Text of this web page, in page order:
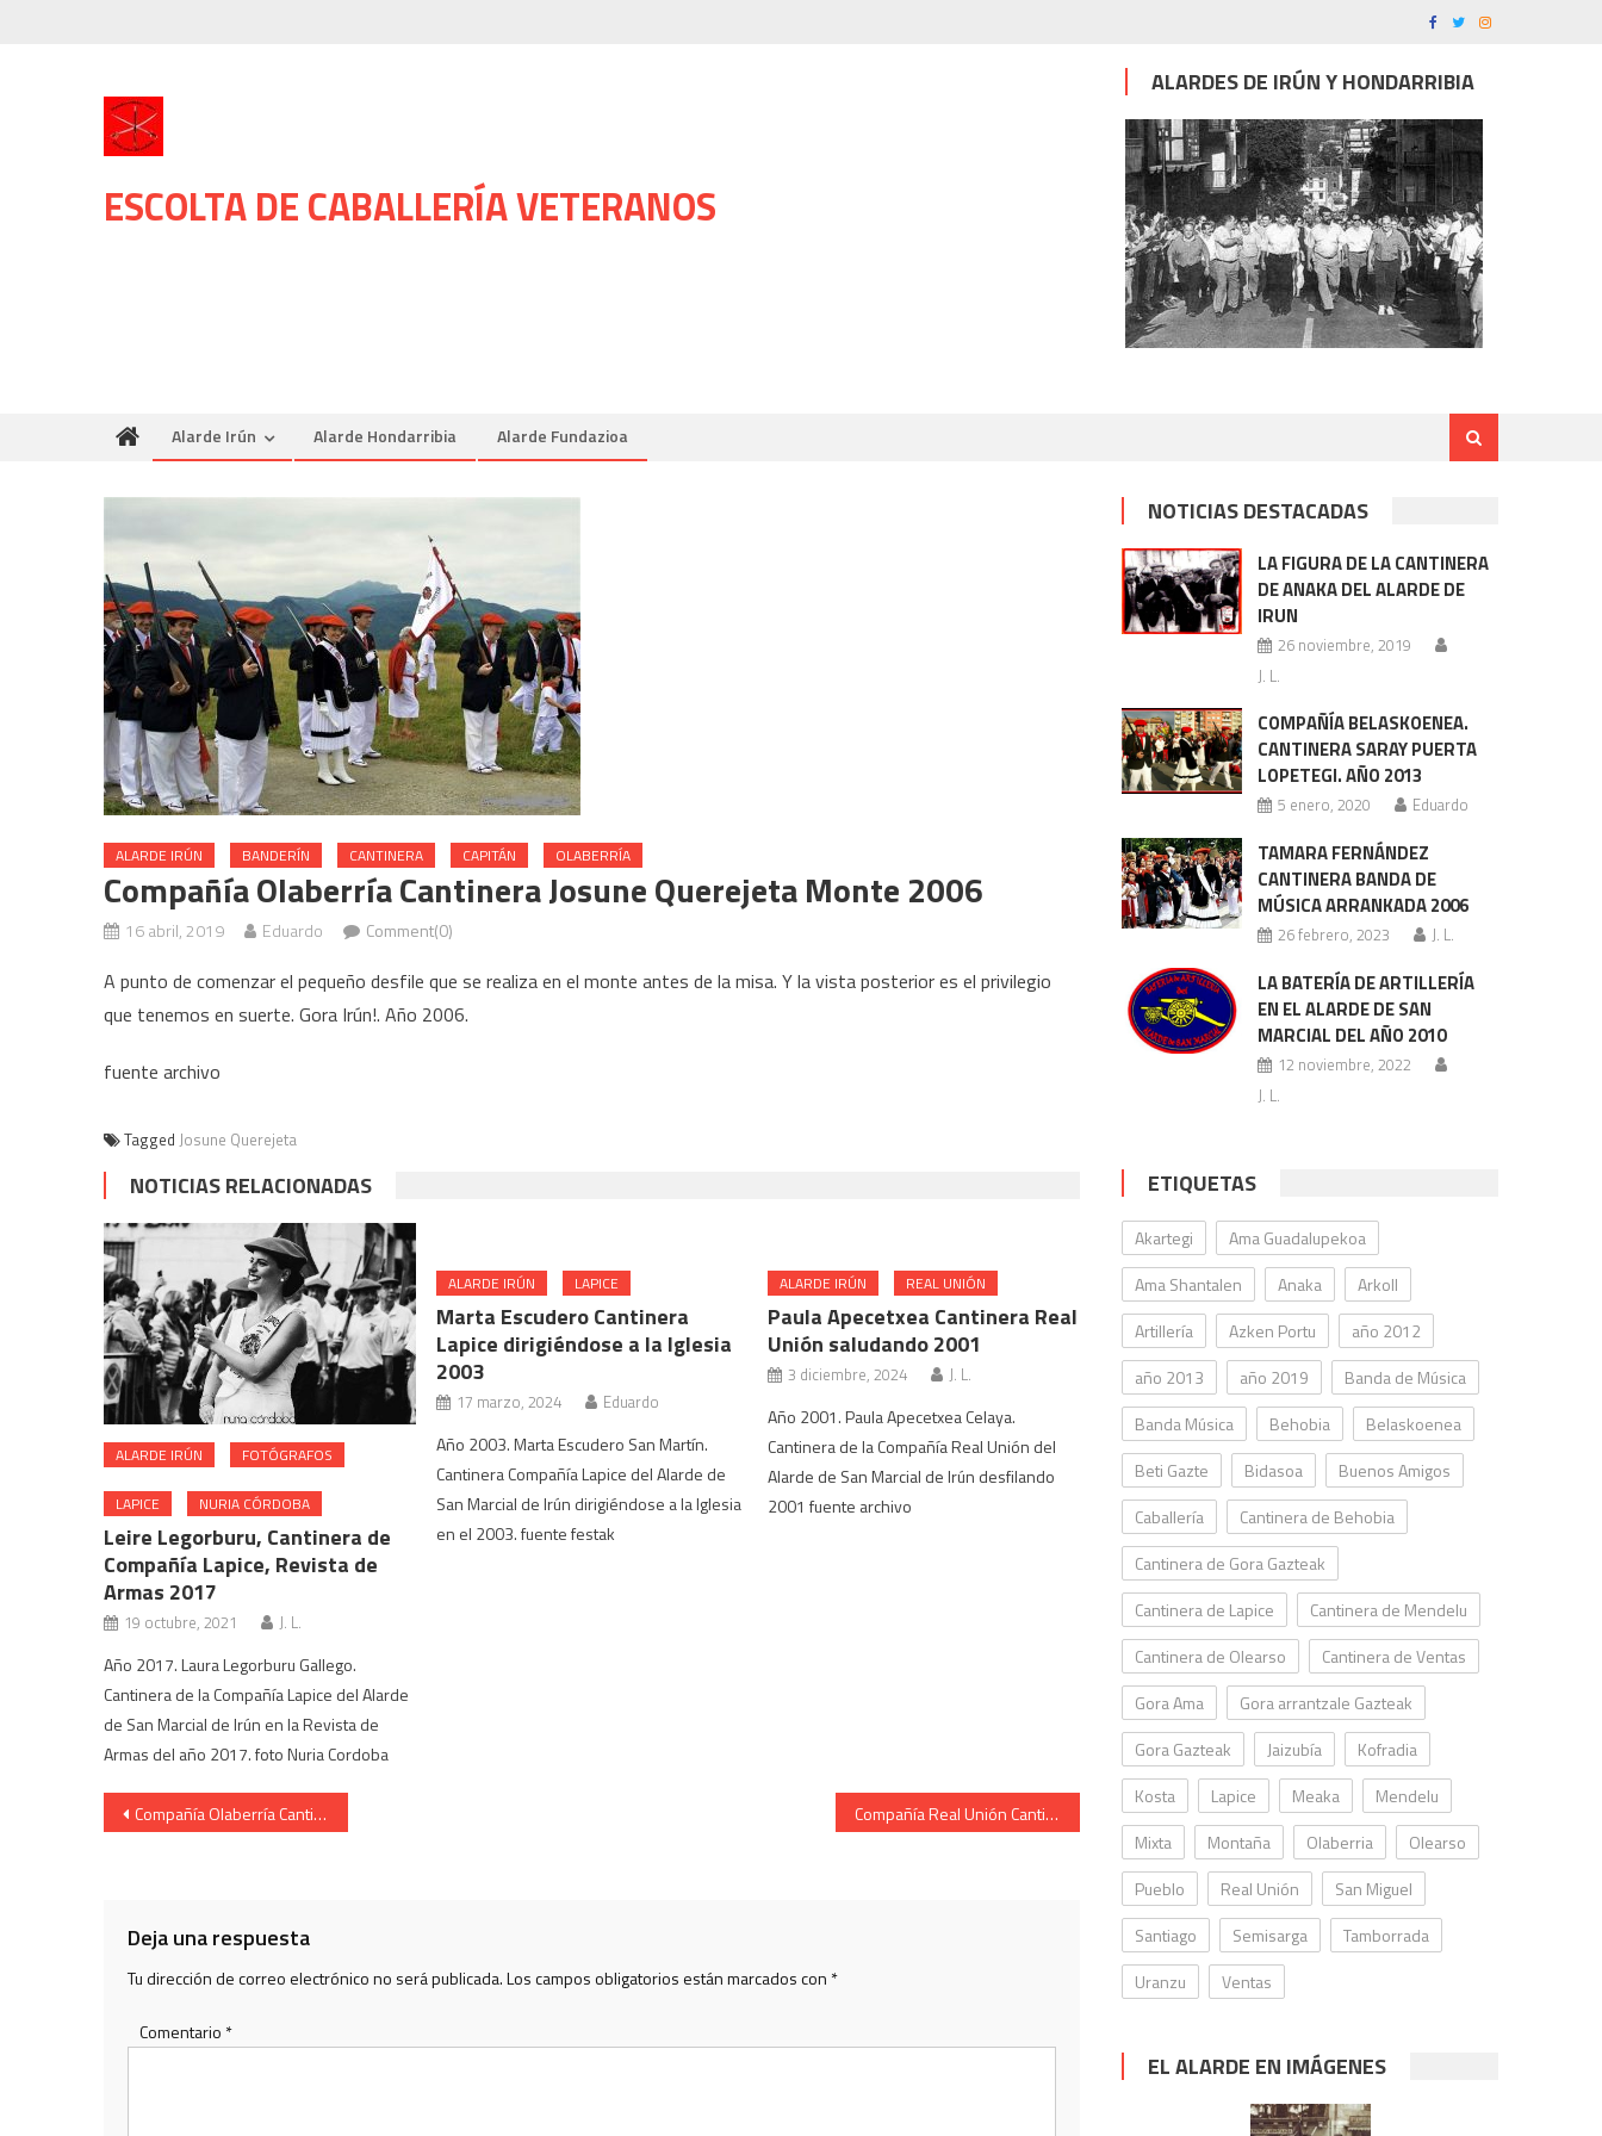
ESCOLTA DE CABALLERÍA VETERANOS
ALARDES DE IRÚN Y HONDARRIBIA
Alarde Irún Alarde Hondarribia Alarde Fundazioa
ALARDE IRÚN BANDERÍN CANTINERA CAPITÁN OLABERRÍA
Compañía Olaberría Cantinera Josune Querejeta Monte 2006
16 abril, 2019 Eduardo Comment(0)
A punto de comenzar el pequeño desfile que se realiza en el monte antes de la misa. Y la vista posterior es el privilegio
que tenemos en suerte. Gora Irún!. Año 2006.
fuente archivo
Tagged Josune Querejeta
NOTICIAS RELACIONADAS
ALARDE IRÚN FOTÓGRAFOS
LAPICE NURIA CÓRDOBA
Leire Legorburu, Cantinera de
Compañía Lapice, Revista de
Armas 2017
19 octubre, 2021 J. L.
Año 2017. Laura Legorburu Gallego.
Cantinera de la Compañía Lapice del Alarde
de San Marcial de Irún en la Revista de
Armas del año 2017. foto Nuria Cordoba
ALARDE IRÚN LAPICE
Marta Escudero Cantinera
Lapice dirigiéndose a la Iglesia
2003
17 marzo, 2024 Eduardo
Año 2003. Marta Escudero San Martín.
Cantinera Compañía Lapice del Alarde de
San Marcial de Irún dirigiéndose a la Iglesia
en el 2003. fuente festak
ALARDE IRÚN REAL UNIÓN
Paula Apecetxea Cantinera Real
Unión saludando 2001
3 diciembre, 2024 J. L.
Año 2001. Paula Apecetxea Celaya.
Cantinera de la Compañía Real Unión del
Alarde de San Marcial de Irún desfilando
2001 fuente archivo
Navegación
Compañía Olaberría Cantinera Josune Querejeta Iglesia 2006 Compañía Real Unión Cantinera Estíbaliz Peciña Presentación 2006
Deja una respuesta
Tu dirección de correo electrónico no será publicada.Los campos obligatorios están marcados con *
Comentario *
NOTICIAS DESTACADAS
LA FIGURA DE LA CANTINERA
DE ANAKA DEL ALARDE DE
IRUN
26 noviembre, 2019
J. L.
COMPAÑÍA BELASKOENEA.
CANTINERA SARAY PUERTA
LOPETEGI. AÑO 2013
5 enero, 2020 Eduardo
TAMARA FERNÁNDEZ
CANTINERA BANDA DE
MÚSICA ARRANKADA 2006
26 febrero, 2023 J. L.
LA BATERÍA DE ARTILLERÍA
EN EL ALARDE DE SAN
MARCIAL DEL AÑO 2010
12 noviembre, 2022
J. L.
ETIQUETAS
Akartegi
Ama Guadalupekoa
Ama Shantalen
Anaka
Arkoll
Artillería
Azken Portu
año 2012
año 2013
año 2019
Banda de Música
Banda Música
Behobia
Belaskoenea
Beti Gazte
Bidasoa
Buenos Amigos
Caballería
Cantinera de Behobia
Cantinera de Gora Gazteak
Cantinera de Lapice
Cantinera de Mendelu
Cantinera de Olearso
Cantinera de Ventas
Gora Ama
Gora arrantzale Gazteak
Gora Gazteak
Jaizubía
Kofradia
Kosta
Lapice Meaka
Mendelu
Mixta
Montaña Olaberria
Olearso
Pueblo
Real Unión
San Miguel
Santiago
Semisarga
Tamborrada
Uranzu
Ventas
EL ALARDE EN IMÁGENES